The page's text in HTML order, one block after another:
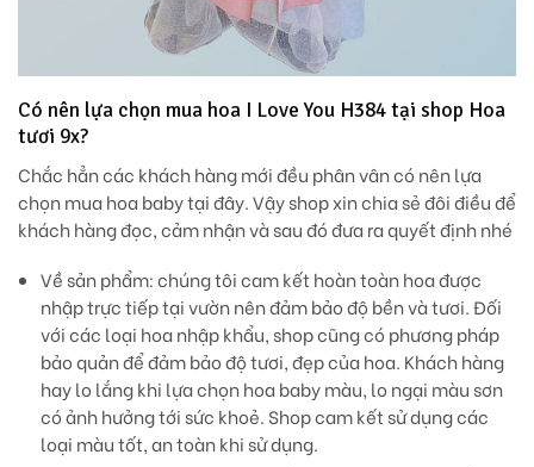
Có nên lựa chọn mua hoa I Love You H384 tại shop Hoa
tươi 9x?
Chắc hẳn các khách hàng mới đều phân vân có nên lựa
chọn mua hoa baby tại đây. Vậy shop xin chia sẻ đôi điều để
khách hàng đọc, cảm nhận và sau đó đưa ra quyết định nhé
Về sản phẩm:chúng tôi cam kết hoàn toàn hoa được
nhập trực tiếp tại vườn nên đảm bảo độ bền và tươi. Đối
với các loại hoa nhập khẩu, shop cũng có phương pháp
bảo quản để đảm bảo độ tươi, đẹp của hoa. Khách hàng
hay lo lắng khi lựa chọn hoa baby màu, lo ngại màu sơn
có ảnh hưởng tới sức khoẻ. Shop cam kết sử dụng các
loại màu tốt, an toàn khi sử dụng.